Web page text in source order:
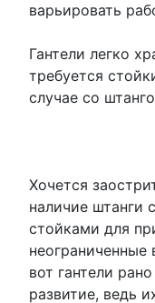
варьировать
Гантели легко
требуется
случае со
Хочется
наличие штанги
стойками для
вот гантели
развитие, ведь